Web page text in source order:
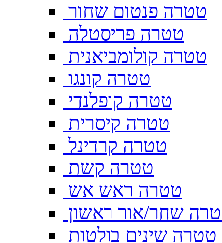
טטרה פנטום שחור
טטרה פריסטלה
טטרה קולומביאנית
טטרה קונגו
טטרה קופלנדי
טטרה קיסרית
טטרה קרדינל
טטרה קשת
טטרה ראש אש
שחר/אור ראשון
טטרה שינים בולטות